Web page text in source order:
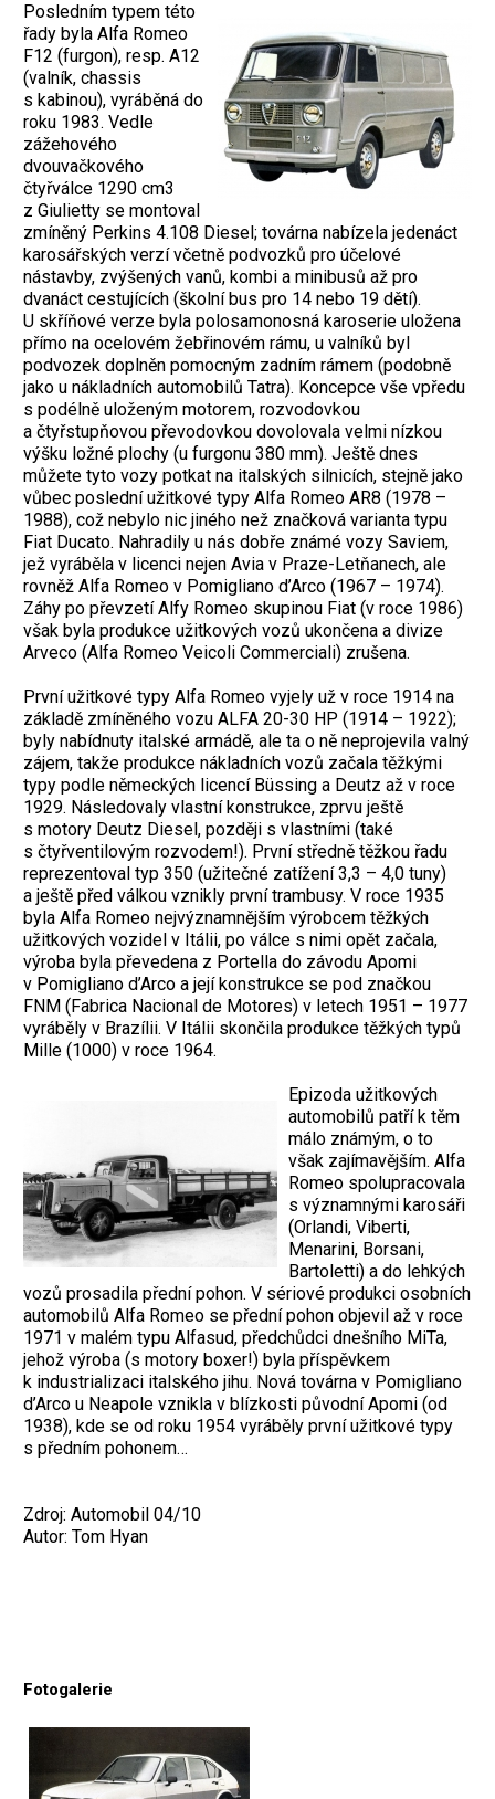
Posledním typem této
řady byla Alfa Romeo
F12 (furgon), resp. A12
(valník, chassis
s kabinou), vyráběná do
roku 1983. Vedle
zážehového
dvouvačkového
čtyřválce 1290 cm3
z Giulietty se montoval
zmíněný Perkins 4.108 Diesel; továrna nabízela jedenáct
karosářských verzí včetně podvozků pro účelové
nástavby, zvýšených vanů, kombi a minibusů až pro
dvanáct cestujících (školní bus pro 14 nebo 19 dětí).
U skříňové verze byla polosamonosná karoserie uložena
přímo na ocelovém žebřinovém rámu, u valníků byl
podvozek doplněn pomocným zadním rámem (podobně
jako u nákladních automobilů Tatra). Koncepce vše vpředu
s podélně uloženým motorem, rozvodovkou
a čtyřstupňovou převodovkou dovolovala velmi nízkou
výšku ložné plochy (u furgonu 380 mm). Ještě dnes
můžete tyto vozy potkat na italských silnicích, stejně jako
vůbec poslední užitkové typy Alfa Romeo AR8 (1978 –
1988), což nebylo nic jiného než značková varianta typu
Fiat Ducato. Nahradily u nás dobře známé vozy Saviem,
jež vyráběla v licenci nejen Avia v Praze-Letňanech, ale
rovněž Alfa Romeo v Pomigliano d’Arco (1967 – 1974).
Záhy po převzetí Alfy Romeo skupinou Fiat (v roce 1986)
však byla produkce užitkových vozů ukončena a divize
Arveco (Alfa Romeo Veicoli Commerciali) zrušena.
První užitkové typy Alfa Romeo vyjely už v roce 1914 na
základě zmíněného vozu ALFA 20-30 HP (1914 – 1922);
byly nabídnuty italské armádě, ale ta o ně neprojevila valný
zájem, takže produkce nákladních vozů začala těžkými
typy podle německých licencí Büssing a Deutz až v roce
1929. Následovaly vlastní konstrukce, zprvu ještě
s motory Deutz Diesel, později s vlastními (také
s čtyřventilovým rozvodem!). První středně těžkou řadu
reprezentoval typ 350 (užitečné zatížení 3,3 – 4,0 tuny)
a ještě před válkou vznikly první trambusy. V roce 1935
byla Alfa Romeo nejvýznamnějším výrobcem těžkých
užitkových vozidel v Itálii, po válce s nimi opět začala,
výroba byla převedena z Portella do závodu Apomi
v Pomigliano d’Arco a její konstrukce se pod značkou
FNM (Fabrica Nacional de Motores) v letech 1951 – 1977
vyráběly v Brazílii. V Itálii skončila produkce těžkých typů
Mille (1000) v roce 1964.
Epizoda užitkových
automobilů patří k těm
málo známým, o to
však zajímavějším. Alfa
Romeo spolupracovala
s významnými karosáři
(Orlandi, Viberti,
Menarini, Borsani,
Bartoletti) a do lehkých
vozů prosadila přední pohon. V sériové produkci osobních
automobilů Alfa Romeo se přední pohon objevil až v roce
1971 v malém typu Alfasud, předchůdci dnešního MiTa,
jehož výroba (s motory boxer!) byla příspěvkem
k industrializaci italského jihu. Nová továrna v Pomigliano
d’Arco u Neapole vznikla v blízkosti původní Apomi (od
1938), kde se od roku 1954 vyráběly první užitkové typy
s předním pohonem…
Zdroj: Automobil 04/10
Autor: Tom Hyan
Fotogalerie